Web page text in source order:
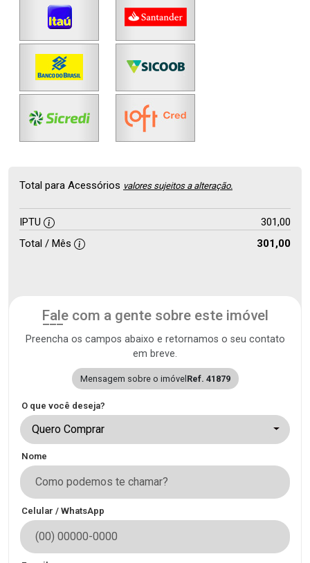
Total para Acessórios valores sujeitos a alteração.
IPTU
301,00
Total / Mês
301,00
Fale com a gente sobre este imóvel
Preencha os campos abaixo e retornamos o seu contato
em breve.
Mensagem sobre o imóvelRef. 41879
O que você deseja?
Quero Comprar
Nome
Celular / WhatsApp